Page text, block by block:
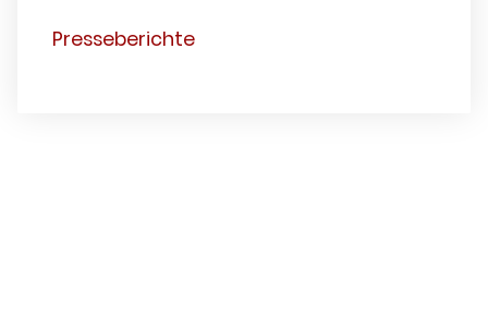
Presseberichte